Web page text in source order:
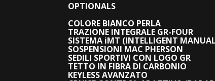
OPTIONALS
COLORE BIANCO PERLA
TRAZIONE INTEGRALE GR-FOUR
SISTEMA iMT (INTELLIGENT
SOSPENSIONI MAC PHERSON
SEDILI SPORTIVI CON LOGO GR
TETTO IN FIBRA DI CARBONIO
KEYLESS AVANZATO